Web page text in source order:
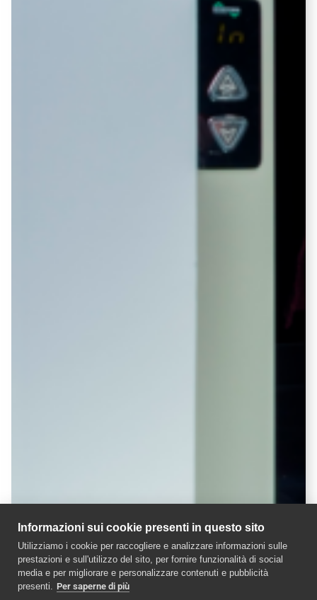
Informazioni sui cookie presenti in questo sito
Utilizziamo i cookie per raccogliere e analizzare informazioni sulle
prestazioni e sull'utilizzo del sito, per fornire funzionalità di social
media e per migliorare e personalizzare contenuti e pubblicità
presenti. Per saperne di più